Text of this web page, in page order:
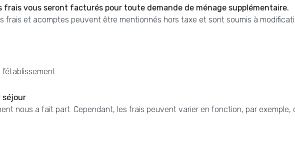
frais vous seront facturés pour toute demande de ménage supplémentaire.
frais et acomptes peuvent être mentionnés hors taxe et sont soumis à
:
séjour
nous a fait part. Cependant, les frais peuvent varier en fonction, par exemple,